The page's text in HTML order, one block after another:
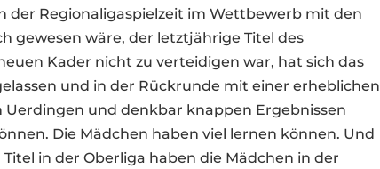
der Regionaligaspielzeit im Wettbewerb mit den
gewesen wäre, der letztjährige Titel des
Kader nicht zu verteidigen war, hat sich das
und in der Rückrunde mit einer erheblichen
Uerdingen und denkbar knappen Ergebnissen
Die Mädchen haben viel lernen können. Und
in der Oberliga haben die Mädchen in der